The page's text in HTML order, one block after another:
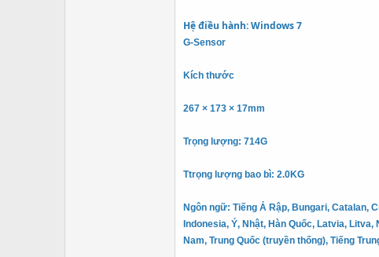
Hệ điều hành: Windows 7
G-Sensor
Kích thước
267 × 173 × 17mm
Trọng lượng: 714G
Ttrọng lượng bao bì: 2.0KG
Ngôn ngữ: Tiếng Ả Rập, Bungari, Catalan,
Indonesia, Ý, Nhật, Hàn Quốc, Latvia,
Nam, Trung Quốc (truyền thống), Tiếng